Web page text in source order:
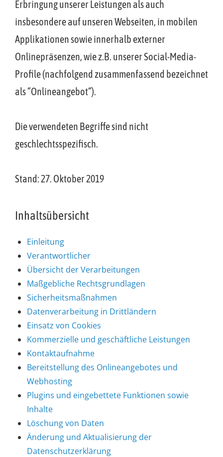
Erbringung unserer Leistungen als auch
insbesondere auf unseren Webseiten, in mobilen
Applikationen sowie innerhalb externer
Onlinepräsenzen, wie z.B. unserer Social-Media-
Profile (nachfolgend zusammenfassend bezeichnet
als “Onlineangebot“).
Die verwendeten Begriffe sind nicht
geschlechtsspezifisch.
Stand: 27. Oktober 2019
Inhaltsübersicht
Einleitung
Verantwortlicher
Übersicht der Verarbeitungen
Maßgebliche Rechtsgrundlagen
Sicherheitsmaßnahmen
Datenverarbeitung in Drittländern
Einsatz von Cookies
Kommerzielle und geschäftliche Leistungen
Kontaktaufnahme
Bereitstellung des Onlineangebotes und
Webhosting
Plugins und eingebettete Funktionen sowie
Inhalte
Löschung von Daten
Änderung und Aktualisierung der
Datenschutzerklärung